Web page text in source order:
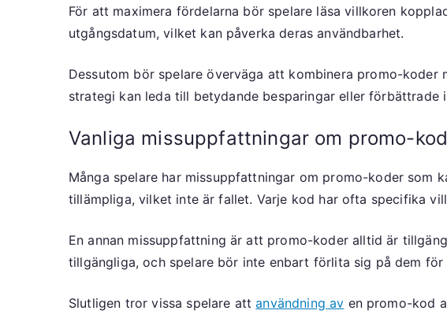
För att maximera fördelarna bör spelare läsa villkoren
utgångsdatum, vilket kan påverka deras användbarhet.
Dessutom bör spelare överväga att kombinera promo-koder
strategi kan leda till betydande besparingar eller förbättrade
Vanliga missuppfattningar om promo-
Många spelare har missuppfattningar om promo-koder som
tillämpliga, vilket inte är fallet. Varje kod har ofta specifika
En annan missuppfattning är att promo-koder alltid är
tillgängliga, och spelare bör inte enbart förlita sig på dem för
Slutligen tror vissa spelare attanvändning av en promo-kod